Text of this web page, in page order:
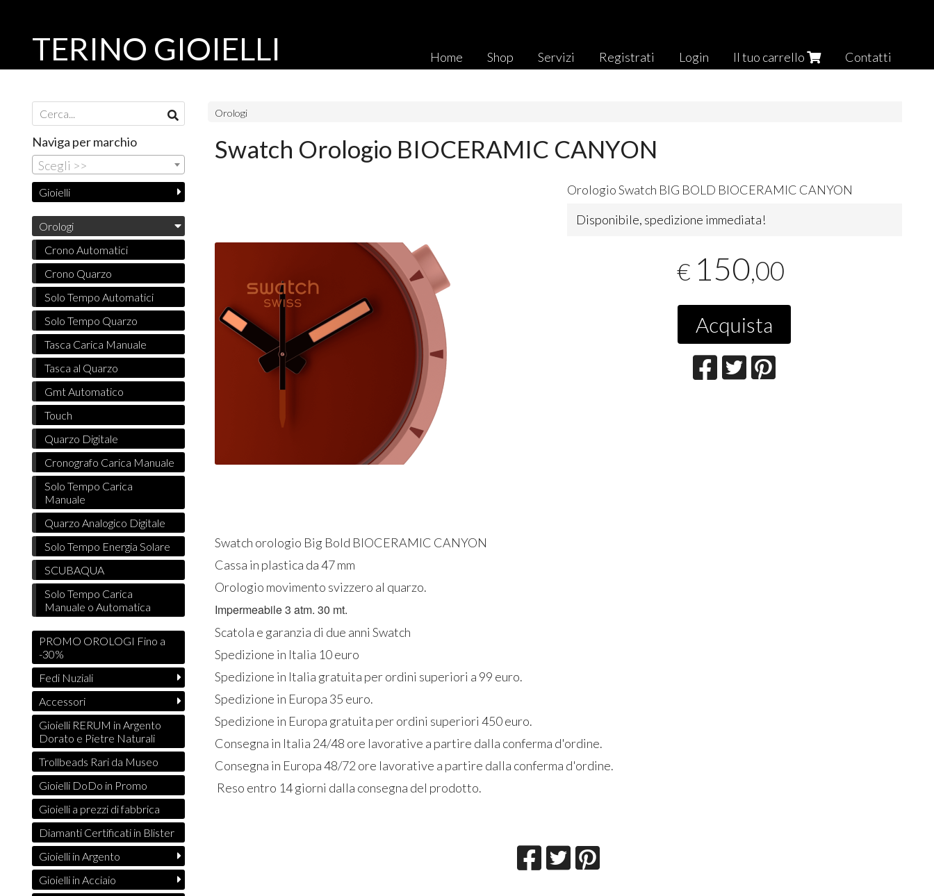
Home Shop Servizi Registrati Login Il tuo carrello Contatti
TERINO GIOIELLI
Orologi
Swatch Orologio BIOCERAMIC CANYON
Orologio Swatch BIG BOLD BIOCERAMIC CANYON
Disponibile, spedizione immediata!
€ 150,00
Acquista
Swatch orologio Big Bold BIOCERAMIC CANYON
Cassa in plastica da 47 mm
Orologio movimento svizzero al quarzo.
Impermeabile 3 atm. 30 mt.
Scatola e garanzia di due anni Swatch
Spedizione in Italia 10 euro
Spedizione in Italia gratuita per ordini superiori a 99 euro.
Spedizione in Europa 35 euro.
Spedizione in Europa gratuita per ordini superiori 450 euro.
Consegna in Italia 24/48 ore lavorative a partire dalla conferma d'ordine.
Consegna in Europa 48/72 ore lavorative a partire dalla conferma d'ordine.
Reso entro 14 giorni dalla consegna del prodotto.
Naviga per marchio
Scegli >>
Gioielli
Orologi
Crono Automatici
Crono Quarzo
Solo Tempo Automatici
Solo Tempo Quarzo
Tasca Carica Manuale
Tasca al Quarzo
Gmt Automatico
Touch
Quarzo Digitale
Cronografo Carica Manuale
Solo Tempo Carica
Manuale
Quarzo Analogico Digitale
Solo Tempo Energia Solare
SCUBAQUA
Solo Tempo Carica
Manuale o Automatica
PROMO OROLOGI Fino a
-30%
Fedi Nuziali
Accessori
Gioielli RERUM in Argento
Dorato e Pietre Naturali
Trollbeads Rari da Museo
Gioielli DoDo in Promo
Gioielli a prezzi di fabbrica
Diamanti Certificati in Blister
Gioielli in Argento
Gioielli in Acciaio